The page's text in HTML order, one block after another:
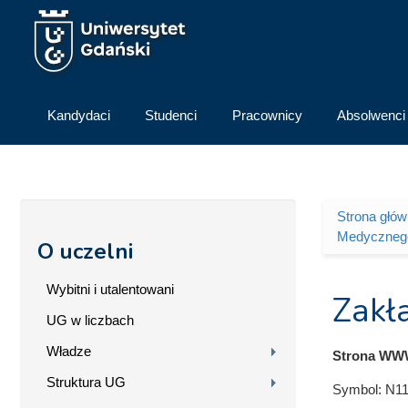
Przejdź do treści
Kandydaci Studenci Pracownicy Absolwenci
O uczelni
Wybitni i utalentowani
UG w liczbach
Władze
Struktura UG
Strona
Strona
Symbol: